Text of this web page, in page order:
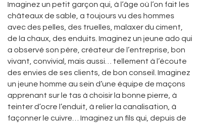
Imaginez un petit garçon qui, à l’âge où l’on fait les
châteaux de sable, a toujours vu des hommes
avec des pelles, des truelles, malaxer du ciment,
de la chaux, des enduits. Imaginez un jeune ado qui
a observé son père, créateur de l’entreprise, bon
vivant, convivial, mais aussi… tellement à l’écoute
des envies de ses clients, de bon conseil. Imaginez
un jeune homme au sein d’une équipe de maçons
apprenant sur le tas à choisir la bonne pierre, à
teinter d’ocre l’enduit, à relier la canalisation, à
façonner le cuivre… Imaginez un fils qui, depuis de